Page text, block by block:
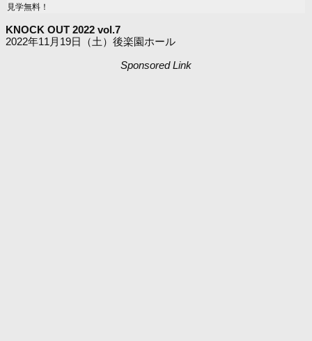
見学無料！
KNOCK OUT 2022 vol.7
2022年11月19日（土）後楽園ホール
Sponsored Link